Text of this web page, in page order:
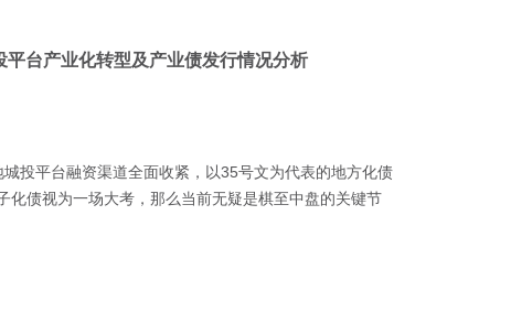
台产业化转型及产业债发行情况分析
投平台融资渠道全面收紧，以35号文为代表的地方化债
债视为一场大考，那么当前无疑是棋至中盘的关键节